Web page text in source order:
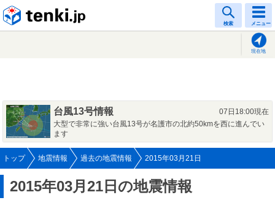
検索 メニュー
現在地
台風13号情報
07日18:00現在
大型で非常に強い台風13号が名護市の北約50kmを西に進んでい
ます
トップ 地震情報 過去の地震情報 2015年03月21日
2015年03月21日の地震情報